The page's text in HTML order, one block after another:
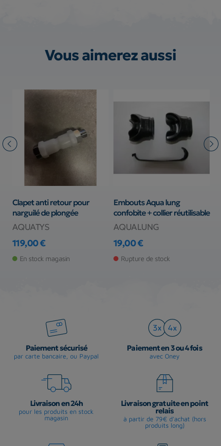
Vous aimerez aussi
Clapet anti retour pour
narguilé de plongée
AQUATYS
Prix
119,00 €
En stock magasin
Embouts Aqua lung
confobite + collier réutilisable
AQUALUNG
Prix
19,00 €
Rupture de stock
Paiement sécurisé
par carte bancaire, ou Paypal
Paiement en 3 ou 4 fois
avec Oney
Livraison en 24h
pour les produits en stock
magasin
Livraison gratuite en point
relais
à partir de 79€ d'achat (hors
produits long)